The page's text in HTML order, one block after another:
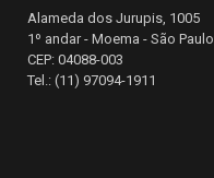
Alameda dos Jurupis, 1005
1º andar - Moema - São Paulo
CEP: 04088-003
Tel.: (11) 97094-1911